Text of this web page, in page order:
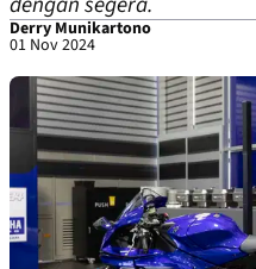
Derry Munikartono
01 Nov 2024